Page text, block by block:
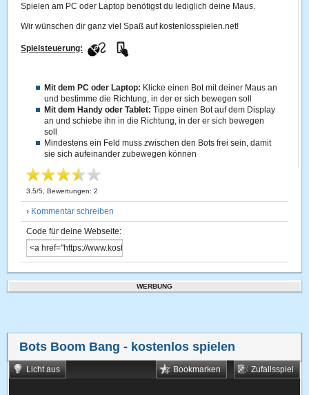
Spielen am PC oder Laptop benötigst du lediglich deine Maus.
Wir wünschen dir ganz viel Spaß auf kostenlosspielen.net!
Spielsteuerung:
Mit dem PC oder Laptop: Klicke einen Bot mit deiner Maus an
und bestimme die Richtung, in der er sich bewegen soll
Mit dem Handy oder Tablet: Tippe einen Bot auf dem Display
an und schiebe ihn in die Richtung, in der er sich bewegen
soll
Mindestens ein Feld muss zwischen den Bots frei sein, damit
sie sich aufeinander zubewegen können
3.5/5 , Bewertungen:2
› Kommentar schreiben
Code für deine Webseite:
WERBUNG
Bots Boom Bang - kostenlos spielen
Licht aus Zufallsspiel
Bookmarken